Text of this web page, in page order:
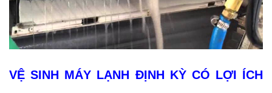
VỆ SINH MÁY LẠNH ĐỊNH KỲ CÓ LỢI ÍCH